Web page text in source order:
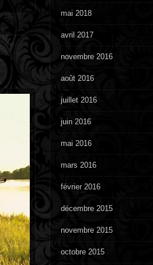
mai 2018
avril 2017
novembre 2016
août 2016
juillet 2016
juin 2016
mai 2016
mars 2016
février 2016
décembre 2015
novembre 2015
octobre 2015